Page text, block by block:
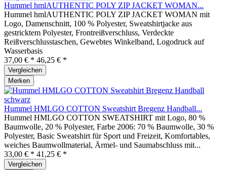
Hummel hmlAUTHENTIC POLY ZIP JACKET WOMAN...
Hummel hmlAUTHENTIC POLY ZIP JACKET WOMAN mit
Logo, Damenschnitt, 100 % Polyester, Sweatshirtjacke aus
gestricktem Polyester, Frontreißverschluss, Verdeckte
Reißverschlusstaschen, Gewebtes Winkelband, Logodruck auf
Wasserbasis
37,00 € * 46,25 € *
Vergleichen
Merken
Hummel HMLGO COTTON Sweatshirt Bregenz Handball...
Hummel HMLGO COTTON SWEATSHIRT mit Logo, 80 %
Baumwolle, 20 % Polyester, Farbe 2006: 70 % Baumwolle, 30 %
Polyester, Basic Sweatshirt für Sport und Freizeit, Komfortables,
weiches Baumwollmaterial, Ärmel- und Saumabschluss mit...
33,00 € * 41,25 € *
Vergleichen